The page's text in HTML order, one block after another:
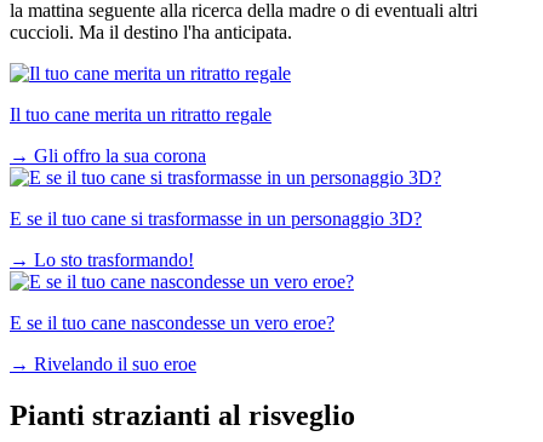
la mattina seguente alla ricerca della madre o di eventuali altri
cuccioli. Ma il destino l'ha anticipata.
Il tuo cane merita un ritratto regale
→ Gli offro la sua corona
E se il tuo cane si trasformasse in un personaggio 3D?
→ Lo sto trasformando!
E se il tuo cane nascondesse un vero eroe?
→ Rivelando il suo eroe
Pianti strazianti al risveglio